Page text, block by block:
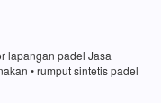
lapangan padel Jasa
• rumput sintetis padel